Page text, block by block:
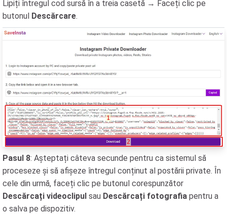
Lipiți întregul cod sursă în a treia casetă → Faceți clic pe
butonul Descărcare.
Pasul 8: Așteptați câteva secunde pentru ca sistemul să
proceseze și să afișeze întregul conținut al postării private. În
cele din urmă, faceți clic pe butonul corespunzător
Descărcați videoclipul sau Descărcați fotografia pentru a
o salva pe dispozitiv.